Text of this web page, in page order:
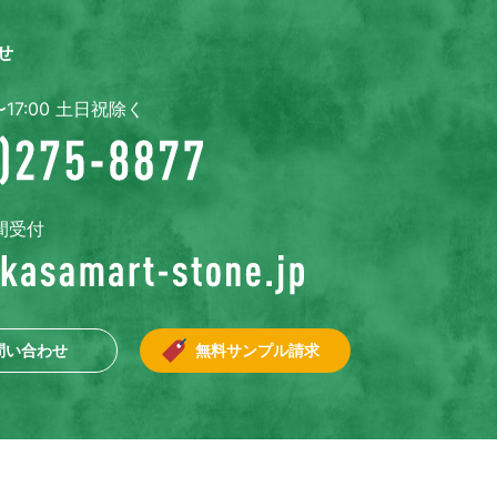
土日祝除く
受付
い合わせ 無料サンプル請求